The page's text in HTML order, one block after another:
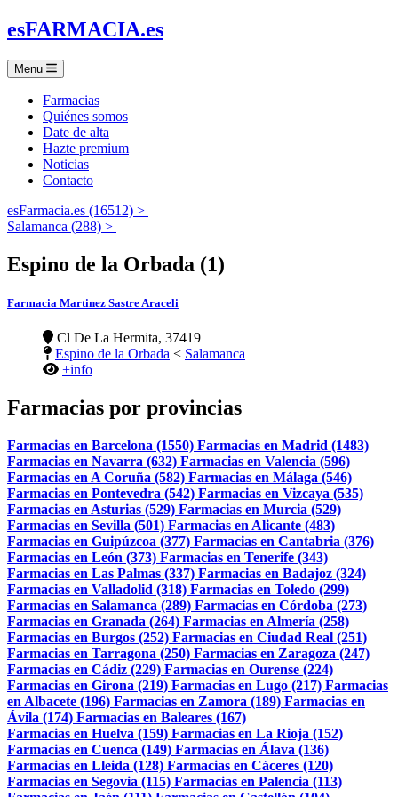
esFARMACIA.es
Menu
Farmacias
Quiénes somos
Date de alta
Hazte premium
Noticias
Contacto
esFarmacia.es (16512) >
Salamanca (288) >
Espino de la Orbada (1)
Farmacia Martinez Sastre Araceli
Cl De La Hermita, 37419
Espino de la Orbada < Salamanca
+info
Farmacias por provincias
Farmacias en Barcelona (1550) Farmacias en Madrid (1483)
Farmacias en Navarra (632) Farmacias en Valencia (596)
Farmacias en A Coruña (582) Farmacias en Málaga (546)
Farmacias en Pontevedra (542) Farmacias en Vizcaya (535)
Farmacias en Asturias (529) Farmacias en Murcia (529)
Farmacias en Sevilla (501) Farmacias en Alicante (483)
Farmacias en Guipúzcoa (377) Farmacias en Cantabria (376)
Farmacias en León (373) Farmacias en Tenerife (343)
Farmacias en Las Palmas (337) Farmacias en Badajoz (324)
Farmacias en Valladolid (318) Farmacias en Toledo (299)
Farmacias en Salamanca (289) Farmacias en Córdoba (273)
Farmacias en Granada (264) Farmacias en Almería (258)
Farmacias en Burgos (252) Farmacias en Ciudad Real (251)
Farmacias en Tarragona (250) Farmacias en Zaragoza (247)
Farmacias en Cádiz (229) Farmacias en Ourense (224)
Farmacias en Girona (219) Farmacias en Lugo (217) Farmacias
en Albacete (196) Farmacias en Zamora (189) Farmacias en
Ávila (174) Farmacias en Baleares (167)
Farmacias en Huelva (159) Farmacias en La Rioja (152)
Farmacias en Cuenca (149) Farmacias en Álava (136)
Farmacias en Lleida (128) Farmacias en Cáceres (120)
Farmacias en Segovia (115) Farmacias en Palencia (113)